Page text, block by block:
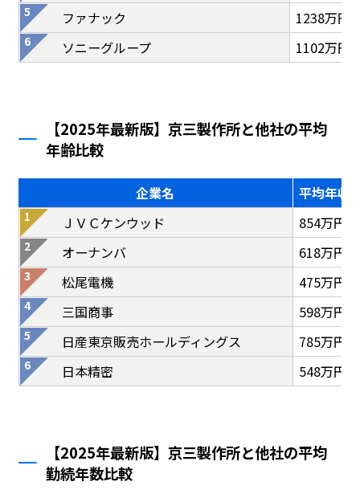
ファナック
1238万円
ソニーグループ
1102万円
【2025年最新版】京三製作所と他社の平均
年齢比較
企業名
平均年収
ＪＶＣケンウッド
854万円
オーナンバ
618万円
松尾電機
475万円
三国商事
598万円
日産東京販売ホールディングス
785万円
日本精密
548万円
【2025年最新版】京三製作所と他社の平均
勤続年数比較